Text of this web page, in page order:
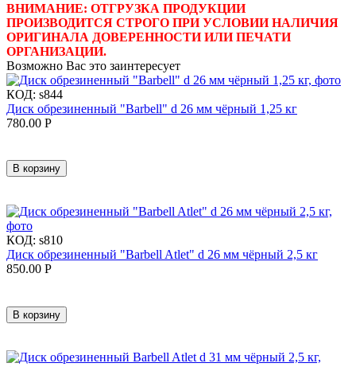
ВНИМАНИЕ: ОТГРУЗКА ПРОДУКЦИИ
ПРОИЗВОДИТСЯ СТРОГО ПРИ УСЛОВИИ НАЛИЧИЯ
ОРИГИНАЛА ДОВЕРЕННОСТИ ИЛИ ПЕЧАТИ
ОРГАНИЗАЦИИ.
Возможно Вас это заинтересует
КОД: s844
Диск обрезиненный "Barbell" d 26 мм чёрный 1,25 кг
780.00 Р
В корзину
КОД: s810
Диск обрезиненный "Barbell Atlet" d 26 мм чёрный 2,5 кг
850.00 Р
В корзину